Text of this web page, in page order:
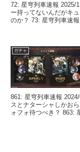
72: 星穹列車速報 2025/
ー持ってないんだがキ
のか？ 73: 星穹列車速
ガチャ
861: 星穹列車速報
スとナターシャしかお
ォフォ待つべき？ 863: